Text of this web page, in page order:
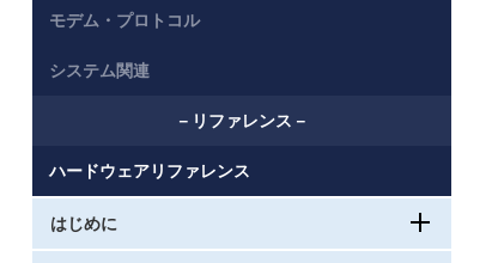
モデム・プロトコル
システム関連
－リファレンス－
ハードウェアリファレンス
はじめに